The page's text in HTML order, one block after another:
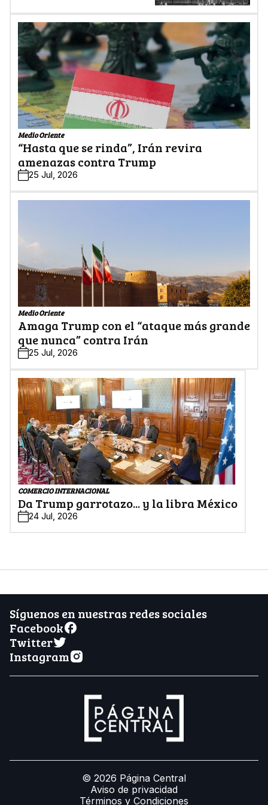
Medio Oriente
“Hasta que se rinda”, Irán revira
amenazas contra Trump
25 Jul, 2026
Medio Oriente
Amaga Trump con el “ataque más grande
que nunca” contra Irán
25 Jul, 2026
COMERCIO INTERNACIONAL
Da Trump garrotazo... y la libra México
24 Jul, 2026
Síguenos en nuestras redes sociales
Facebook
Twitter
Instagram
© 2026 Página Central
Aviso de privacidad
Términos y Condiciones